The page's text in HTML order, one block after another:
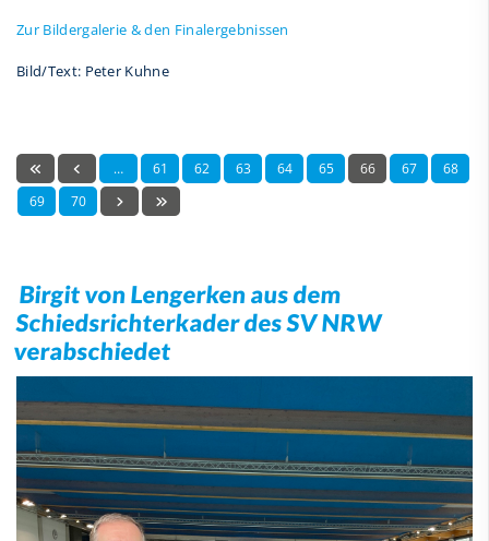
Zur Bildergalerie & den Finalergebnissen
Bild/Text: Peter Kuhne
… 61 62 63 64 65 66 67
68
69
70
Birgit von Lengerken aus dem
Schiedsrichterkader des SV NRW
verabschiedet